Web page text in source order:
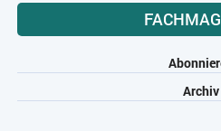
Archiv